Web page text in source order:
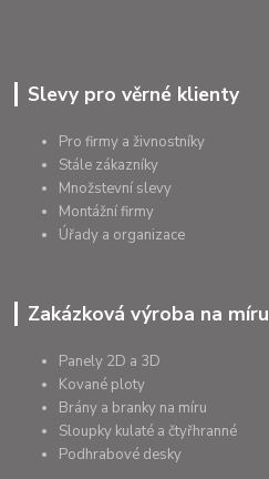
Slevy pro věrné klienty
Pro firmy a živnostníky
Stále zákazníky
Množstevní slevy
Montážní firmy
Úřady a organizace
Zakázková výroba na míru
Panely 2D a 3D
Kované ploty
Brány a branky na míru
Sloupky kulaté a čtyřhranné
Podhrabové desky